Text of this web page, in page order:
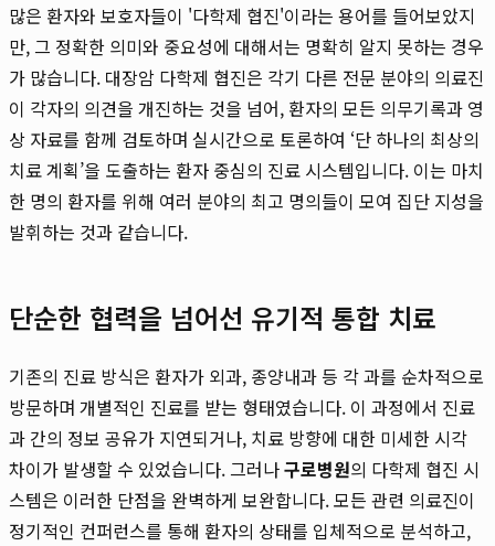
많은 환자와 보호자들이 '다학제 협진'이라는 용어를 들어보았지
만, 그 정확한 의미와 중요성에 대해서는 명확히 알지 못하는 경우
가 많습니다. 대장암 다학제 협진은 각기 다른 전문 분야의 의료진
이 각자의 의견을 개진하는 것을 넘어, 환자의 모든 의무기록과 영
상 자료를 함께 검토하며 실시간으로 토론하여 ‘단 하나의 최상의
치료 계획’을 도출하는 환자 중심의 진료 시스템입니다. 이는 마치
한 명의 환자를 위해 여러 분야의 최고 명의들이 모여 집단 지성을
발휘하는 것과 같습니다.
단순한 협력을 넘어선 유기적 통합 치료
기존의 진료 방식은 환자가 외과, 종양내과 등 각 과를 순차적으로
방문하며 개별적인 진료를 받는 형태였습니다. 이 과정에서 진료
과 간의 정보 공유가 지연되거나, 치료 방향에 대한 미세한 시각
차이가 발생할 수 있었습니다. 그러나구로병원의 다학제 협진 시
스템은 이러한 단점을 완벽하게 보완합니다. 모든 관련 의료진이
정기적인 컨퍼런스를 통해 환자의 상태를 입체적으로 분석하고,